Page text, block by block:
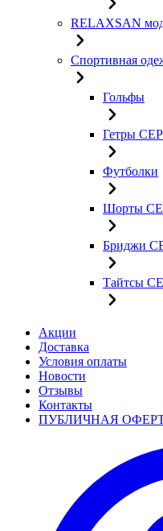
RELAXSAN
Спортивная
Гольфы
Гетры CEP
Футболки
Шорты
Бриджи
Тайтсы
Акции
Доставка
Условия оплаты
Новости
Отзывы
Контакты
ПУБЛИЧНАЯ